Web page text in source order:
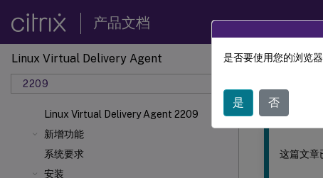
产品文档
Linux Virtual Delivery Agent
2209
Linux Virtual Delivery Agent 2209
新增功能
系统要求
安装
此内容已经过机
这篇文章
是否要使用您的浏览
是 否